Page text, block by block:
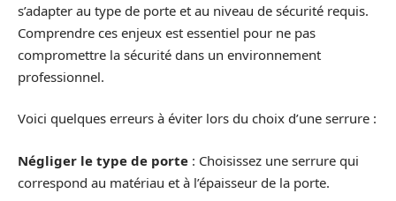
s’adapter au type de porte et au niveau de sécurité requis.
Comprendre ces enjeux est essentiel pour ne pas
compromettre la sécurité dans un environnement
professionnel.
Voici quelques erreurs à éviter lors du choix d’une serrure :
Négliger le type de porte : Choisissez une serrure qui
correspond au matériau et à l’épaisseur de la porte.